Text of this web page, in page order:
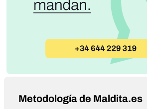
Metodología de Maldita.es